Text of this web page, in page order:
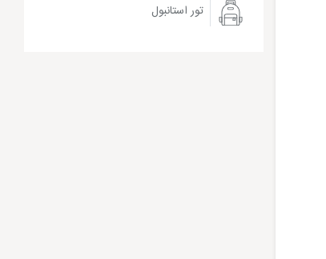
تور استانبول